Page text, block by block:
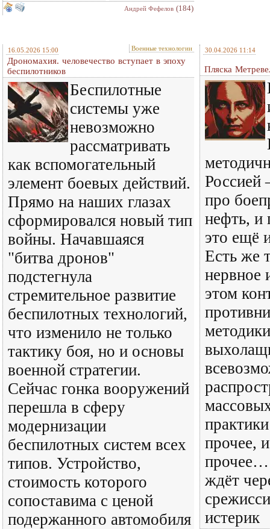
Андрей Фефелов (184)
16.05.2026 15:00 Военные технологии
Дрономахия. человечество вступает в эпоху
беспилотников
Беспилотные
системы уже
невозможно
рассматривать
как вспомогательный
элемент боевых действий.
Прямо на наших глазах
сформировался новый тип
войны. Начавшаяся
"битва дронов"
подстегнула
стремительное развитие
беспилотных технологий,
что изменило не только
тактику боя, но и основы
военной стратегии.
Сейчас гонка вооружений
перешла в сферу
модернизации
беспилотных систем всех
типов. Устройство,
стоимость которого
сопоставима с ценой
подержанного автомобиля
30.04.2026 11:14
Пляска
Россией
про
нефть,
это ещё
Есть же
нервное
этом
прочее,
прочее…
ждёт
истерик